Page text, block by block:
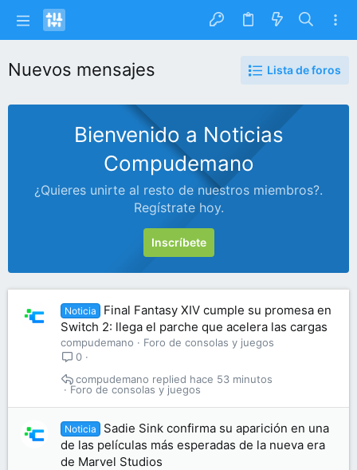
Nuevos mensajes Lista de foros
Bienvenido a Noticias
Compudemano
¿Quieres unirte al resto de nuestros miembros?.
Regístrate hoy.
Inscríbete
Noticia
Final Fantasy XIV cumple su promesa en
Switch 2: llega el parche que acelera las cargas
compudemano
Foro de consolas y juegos
0
Foro de consolas y juegos
hace 53 minutos
compudemano
Noticia
Sadie Sink confirma su aparición en una
de las películas más esperadas de la nueva era
de Marvel Studios